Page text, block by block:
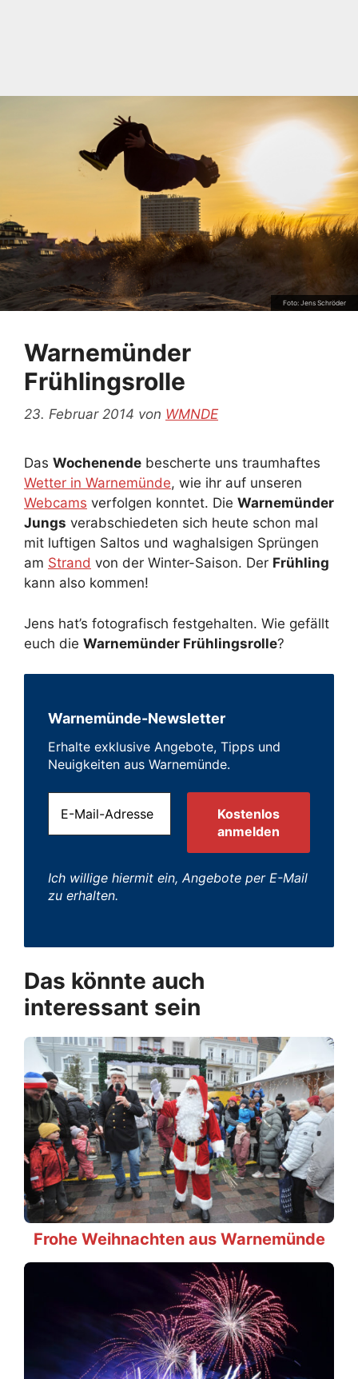
Foto: Jens Schröder
Warnemünder
Frühlingsrolle
23. Februar 2014 von WMNDE
Das Wochenende bescherte uns traumhaftes
Wetter in Warnemünde, wie ihr auf unseren
Webcams verfolgen konntet. Die Warnemünder
Jungs verabschiedeten sich heute schon mal
mit luftigen Saltos und waghalsigen Sprüngen
am Strand von der Winter-Saison. Der Frühling
kann also kommen!
Jens hat’s fotografisch festgehalten. Wie gefällt
euch die Warnemünder Frühlingsrolle?
Warnemünde-Newsletter
Erhalte exklusive Angebote, Tipps und
Neuigkeiten aus Warnemünde.
Ich willige hiermit ein, Angebote per E-Mail
zu erhalten.
Das könnte auch
interessant sein
Frohe Weihnachten aus Warnemünde